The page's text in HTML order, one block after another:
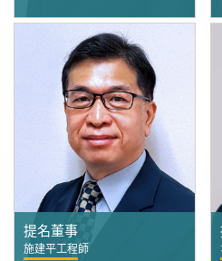
提名董事
施建平工程師